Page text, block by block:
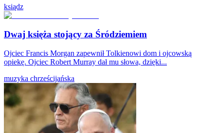
ksiądz
Dwaj księża stojący za Śródziemiem
Ojciec Francis Morgan zapewnił Tolkienowi dom i ojcowską
opiekę. Ojciec Robert Murray dał mu słowa, dzięki...
muzyka chrześcijańska